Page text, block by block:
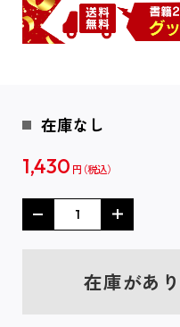
在庫なし
1,430 円
在庫があ